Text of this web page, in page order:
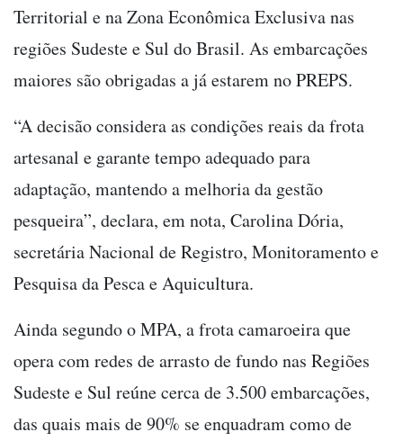
Territorial e na Zona Econômica Exclusiva nas
regiões Sudeste e Sul do Brasil. As embarcações
maiores são obrigadas a já estarem no PREPS.
“A decisão considera as condições reais da frota
artesanal e garante tempo adequado para
adaptação, mantendo a melhoria da gestão
pesqueira”, declara, em nota, Carolina Dória,
secretária Nacional de Registro, Monitoramento e
Pesquisa da Pesca e Aquicultura.
Ainda segundo o MPA, a frota camaroeira que
opera com redes de arrasto de fundo nas Regiões
Sudeste e Sul reúne cerca de 3.500 embarcações,
das quais mais de 90% se enquadram como de